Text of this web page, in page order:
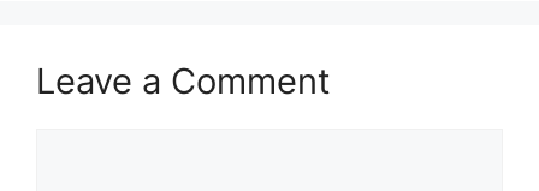
Leave a Comment